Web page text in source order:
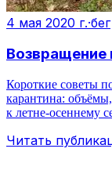
4 мая 2020 г.·бег
Возвращение
Короткие советы
карантина:
к летне‑осеннему
Читать